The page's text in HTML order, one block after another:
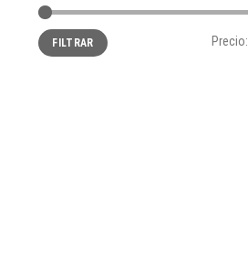
Precio
mínimo
Precio
máximo
FILTRAR Precio: